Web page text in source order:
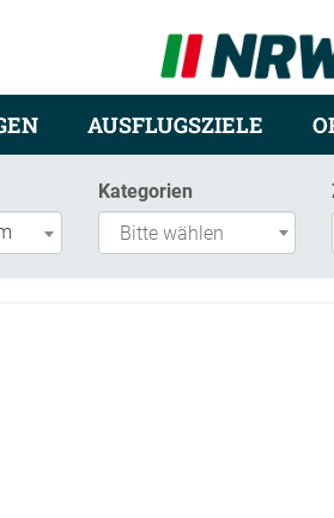
AUSFLUGSZIELE
Kategorien